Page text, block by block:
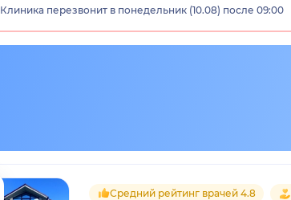
Клиника перезвонит в понедельник (10.08) после 09:00
Средний рейтинг врачей 4.8